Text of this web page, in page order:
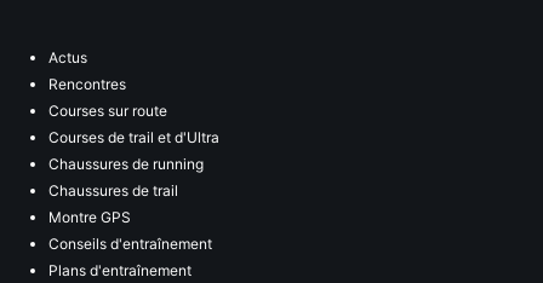
Actus
Rencontres
Courses sur route
Courses de trail et d'Ultra
Chaussures de running
Chaussures de trail
Montre GPS
Conseils d'entraînement
Plans d'entraînement